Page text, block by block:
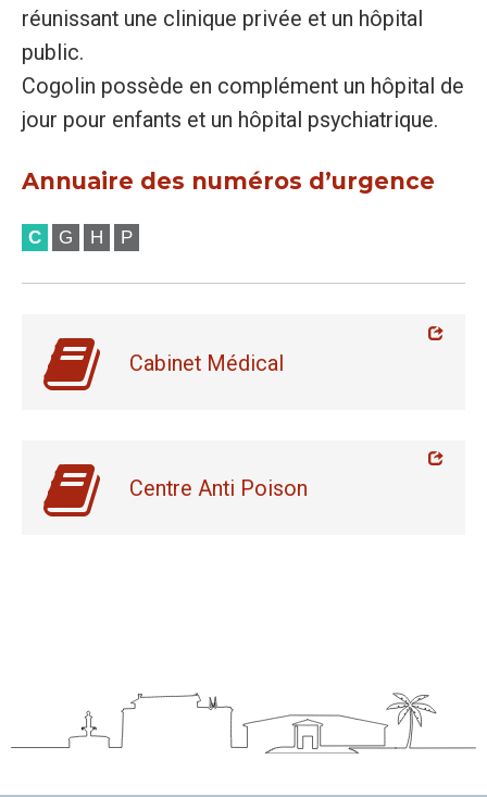
réunissant une clinique privée et un hôpital
public.
Cogolin possède en complément un hôpital de
jour pour enfants et un hôpital psychiatrique.
Annuaire des numéros d’urgence
C G H P
Cabinet Médical
Centre Anti Poison